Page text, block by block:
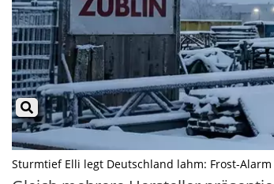
Sturmtief Elli legt Deutschland lahm: Frost-